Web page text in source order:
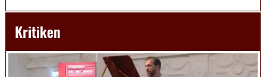
Kritiken